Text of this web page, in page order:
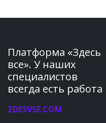
Платформа «Здесь
все». У наших
специалистов
всегда есть работа
ZDESVSE.COM